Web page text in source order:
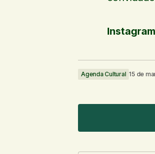
Instagram
Agenda Cultural 15 de